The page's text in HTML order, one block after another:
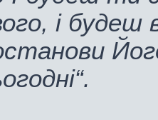
і будеш